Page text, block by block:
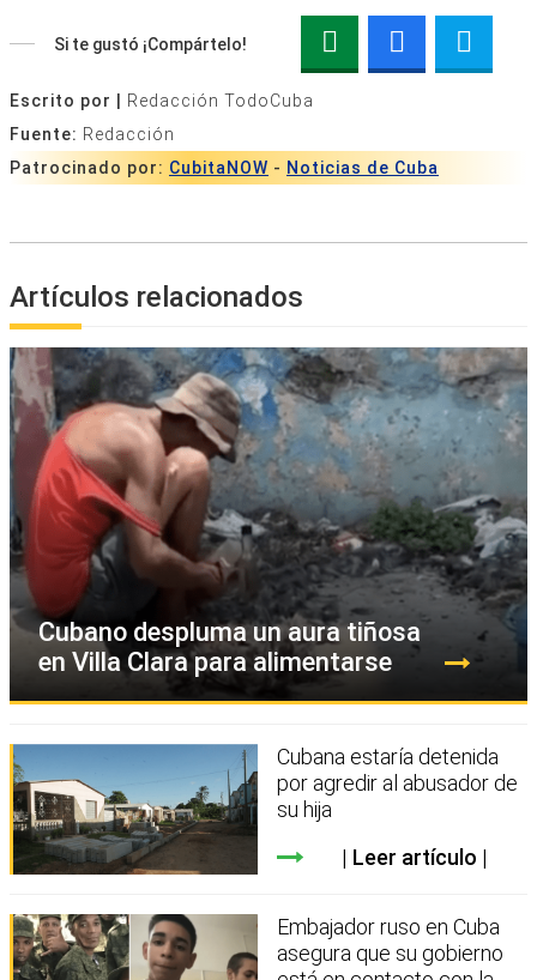
Si te gustó ¡Compártelo!
Escrito por |
Redacción TodoCuba
Fuente: Redacción
Patrocinado por: CubitaNOW - Noticias de Cuba
Artículos relacionados
Cubano despluma un aura tiñosa
en Villa Clara para alimentarse
Cubana estaría detenida
por agredir al abusador de
su hija
Leer artículo
Embajador ruso en Cuba
asegura que su gobierno